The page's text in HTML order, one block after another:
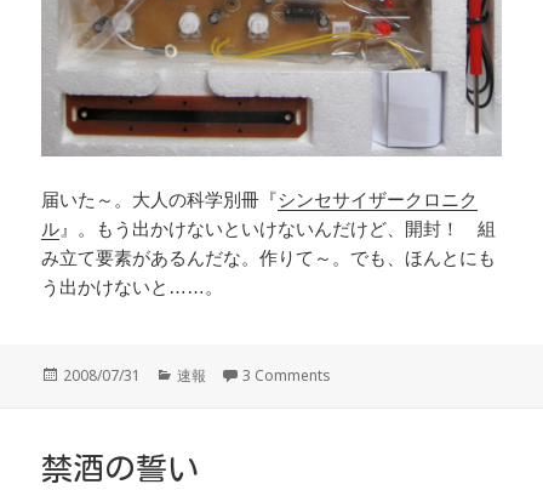
届いた～。大人の科学別冊『シンセサイザークロニク
ル 』。もう出かけないといけないんだけど、開封！ 組
み立て要素があるんだな。作りて～。でも、ほんとにも
う出かけないと……。
投
2008/07/31
カ
ー
速報 3 Comments
禁酒の誓い